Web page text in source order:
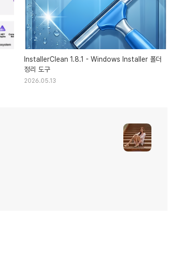
InstallerClean 1.8.1 - Windows Installer 폴더
정리 도구
2026.05.13